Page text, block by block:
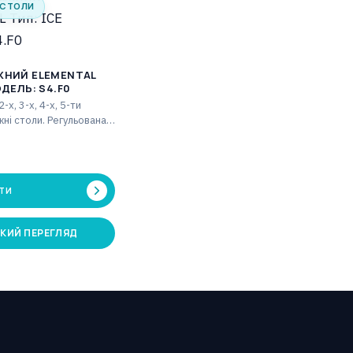
ELEMENTAL
S4.F0
х, 3-х, 4-х, 5-ти
столи. Регульована
ПЕРЕГЛЯД